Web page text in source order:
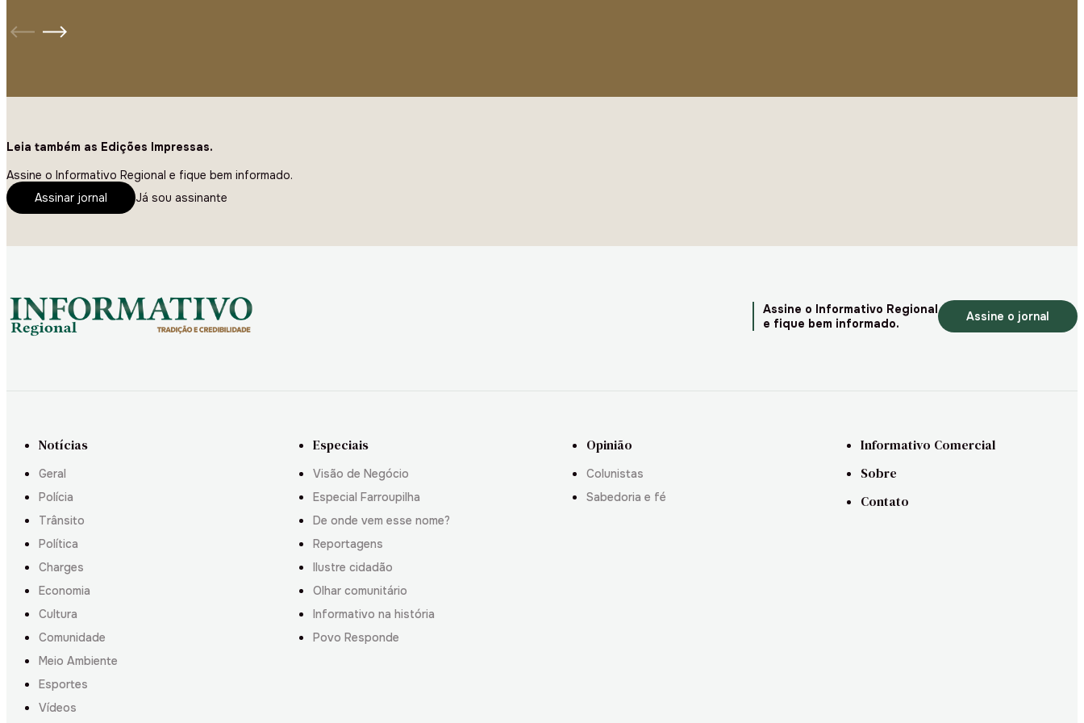
Leia também as Edições Impressas.
Assine o Informativo Regional e fique bem informado.
Assinar jornal
Já sou assinante
Assine o Informativo Regional
e fique bem informado.
Assine o jornal
Notícias
Geral
Polícia
Trânsito
Política
Charges
Economia
Cultura
Comunidade
Meio Ambiente
Esportes
Vídeos
Especiais
Visão de Negócio
Especial Farroupilha
De onde vem esse nome?
Reportagens
Ilustre cidadão
Olhar comunitário
Informativo na história
Povo Responde
Opinião
Colunistas
Sabedoria e fé
Informativo Comercial
Sobre
Contato